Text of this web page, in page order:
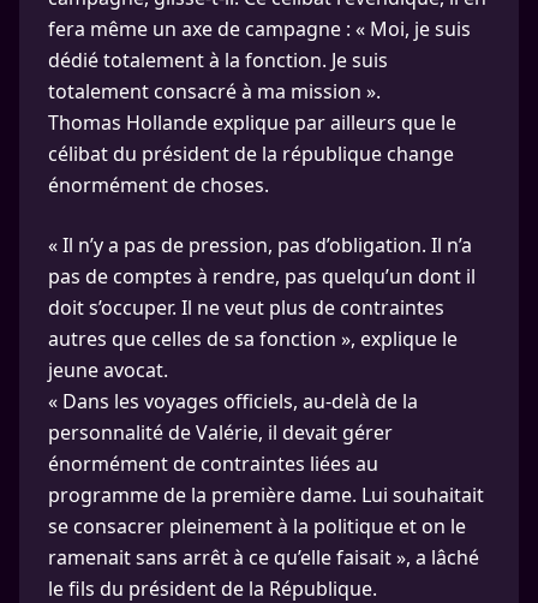
fera même un axe de campagne : « Moi, je suis
dédié totalement à la fonction. Je suis
totalement consacré à ma mission ».
Thomas Hollande explique par ailleurs que le
célibat du président de la république change
énormément de choses.
« Il n’y a pas de pression, pas d’obligation. Il n’a
pas de comptes à rendre, pas quelqu’un dont il
doit s’occuper. Il ne veut plus de contraintes
autres que celles de sa fonction », explique le
jeune avocat.
« Dans les voyages officiels, au-delà de la
personnalité de Valérie, il devait gérer
énormément de contraintes liées au
programme de la première dame. Lui souhaitait
se consacrer pleinement à la politique et on le
ramenait sans arrêt à ce qu’elle faisait », a lâché
le fils du président de la République.